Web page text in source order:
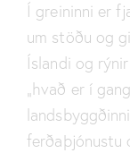
Í greininni er
um stöðu og
Íslandi og
„hvað er í
ferðaþjónustu